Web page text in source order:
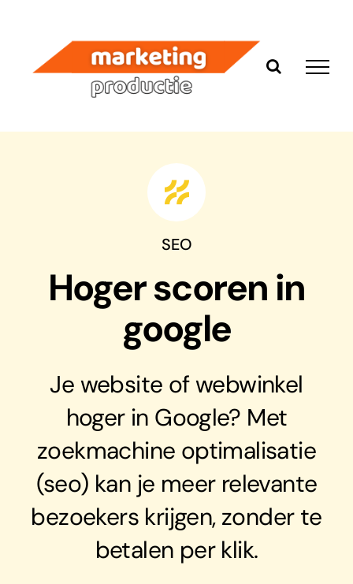
inhoud
SEO
Hoger scoren in
google
Je website of webwinkel
hoger in Google? Met
zoekmachine optimalisatie
(seo) kan je meer relevante
bezoekers krijgen, zonder te
betalen per klik.